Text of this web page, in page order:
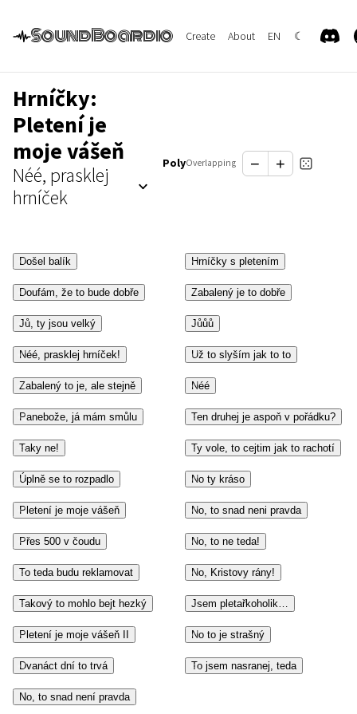
SoundBoardio Create About EN ☾
Hrníčky:
Pletení je
moje vášeň
Néé, prasklej
hrníček
PolyOverlapping − +
Došel balík Hrníčky s pletením
Doufám, že to bude dobře Zabalený je to dobře
Jů, ty jsou velký Jůůů
Néé, prasklej hrníček! Už to slyším jak to to
Zabalený to je, ale stejně Néé
Panebože, já mám smůlu Ten druhej je aspoň v pořádku?
Taky ne! Ty vole, to cejtim jak to rachotí
Úplně se to rozpadlo No ty kráso
Pletení je moje vášeň No, to snad neni pravda
Přes 500 v čoudu No, to ne teda!
To teda budu reklamovat No, Kristovy rány!
Takový to mohlo bejt hezký Jsem pletařkoholik…
Pletení je moje vášeň II No to je strašný
Dvanáct dní to trvá To jsem nasranej, teda
No, to snad není pravda